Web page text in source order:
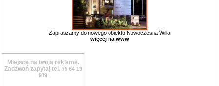
Zapraszamy do nowego obiektu Nowoczesna Willa
więcej na www
Miejsce na twoją reklamę.
Zadzwoń zapytaj tel. 75 64 19
919